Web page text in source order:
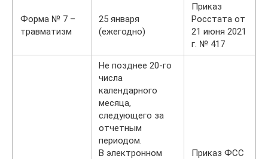
Форма № 7 –
травматизм
25 января
(ежегодно)
Приказ
Росстата от
21 июня 2021
г. № 417
Не позднее 20-го
числа
календарного
месяца,
следующего за
отчетным
периодом.
В электронном
Приказ ФСС